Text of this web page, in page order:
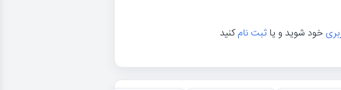
خود شوید و یاثبت نامکنید